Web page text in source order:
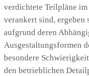
verdichtete Teilpläne
verankert sind, ergeben
aufgrund deren
Ausgestaltungsformen
besondere
den betrieblichen